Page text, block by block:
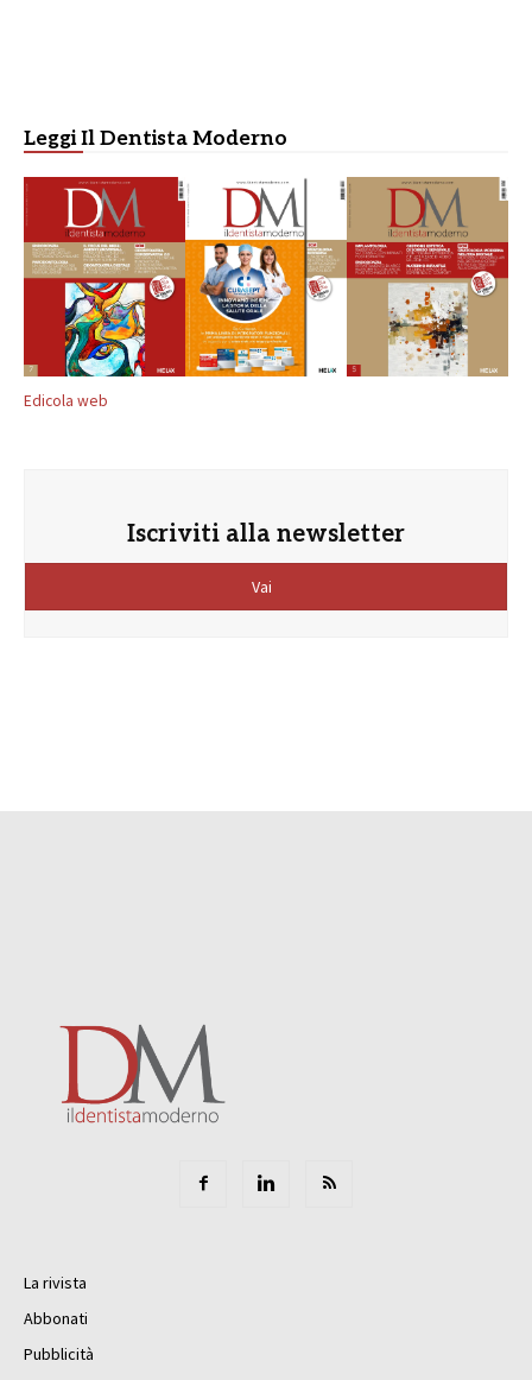
Leggi Il Dentista Moderno
Edicola web
Iscriviti alla newsletter
Vai
La rivista
Abbonati
Pubblicità